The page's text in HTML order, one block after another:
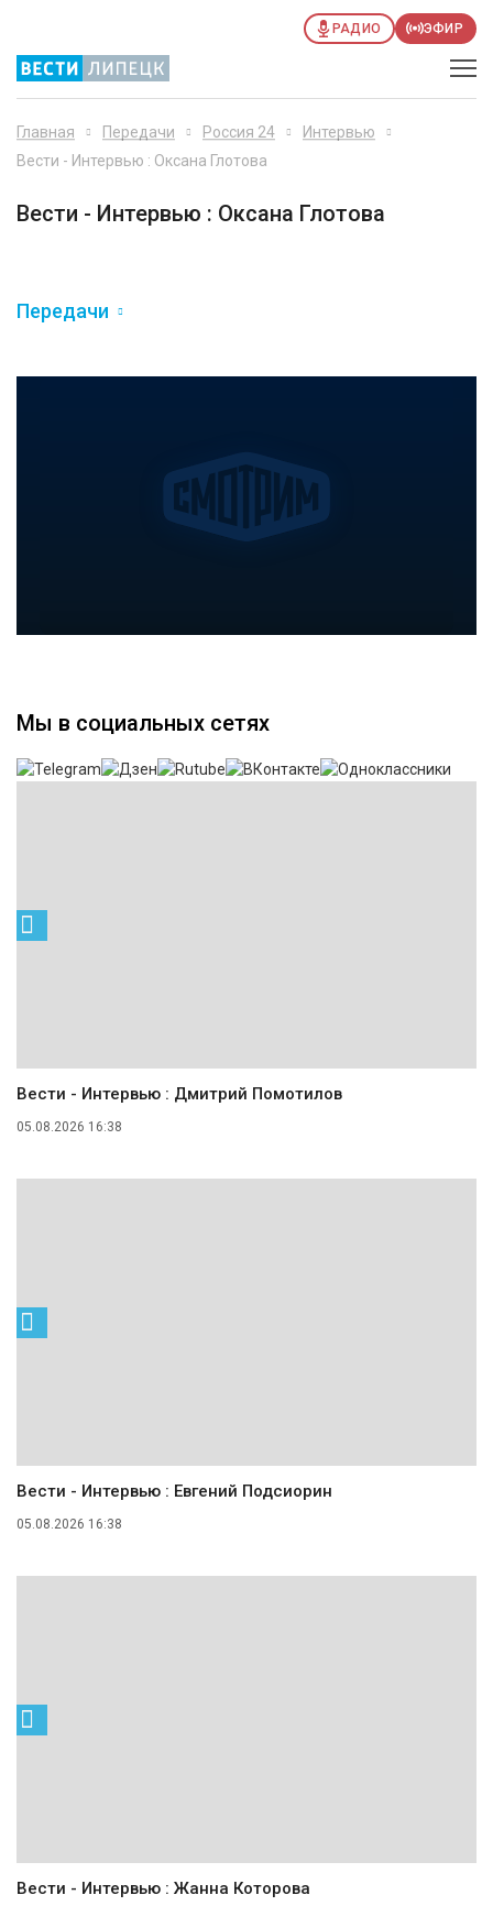
РАДИО ЭФИР
Главная Передачи Россия 24
Интервью
Вести - Интервью : Оксана Глотова
Вести - Интервью : Оксана Глотова
Передачи
Мы в социальных сетях
Вести - Интервью : Дмитрий Помотилов
05.08.2026 16:38
Вести - Интервью : Евгений Подсиорин
05.08.2026 16:38
Вести - Интервью : Жанна Которова